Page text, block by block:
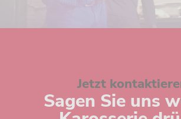
Jetzt
Sagen Sie uns